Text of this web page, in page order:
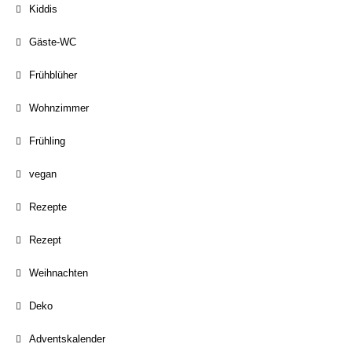
Kiddis
Gäste-WC
Frühblüher
Wohnzimmer
Frühling
vegan
Rezepte
Rezept
Weihnachten
Deko
Adventskalender